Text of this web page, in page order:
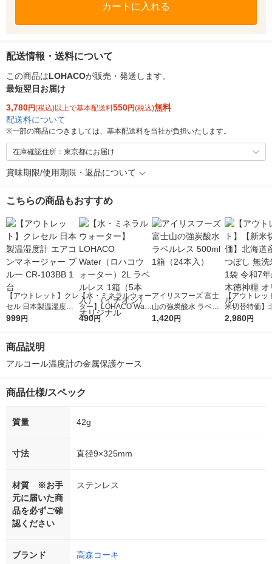
カートに入れる
配送情報・送料について
この商品はLOHACOが販売・発送します。
最短翌日お届け
3,780円(税込)以上で基本配送料550円(税込)無料
配送料について
※一部の商品につきましては、基本配送料を当社が負担いたします。
在庫確認住所：東京都にお届け
賞味期限/使用期限・返品について
こちらの商品もおすすめ
【アウトレット】クレ
セル 日本製温湿度計
エアコンマネージャー
999円
【水・ミネラルウォー
ター】LOHACO Wate
r（ロハコウォータ
490円
アイリスフーズ 富士
山の強炭酸水 ラベル
レス 500ml 1箱（24
1,420円
【アウトレッ
米切替特価】
ななつぼし 無
2,980円
商品説明
アルコール温度計の金属保護ケース
商品仕様/スペック
質量 42g
寸法 直径9×325mm
材質 ※お手
元に届いた商
品を必ずご確
認ください
ステンレス
ブランド 高森コーキ